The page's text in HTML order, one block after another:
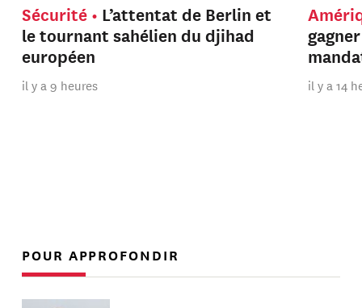
Sécurité
L’attentat de Berlin et
le tournant sahélien du djihad
européen
il y a 9 heures il y a 14
POUR APPROFONDIR